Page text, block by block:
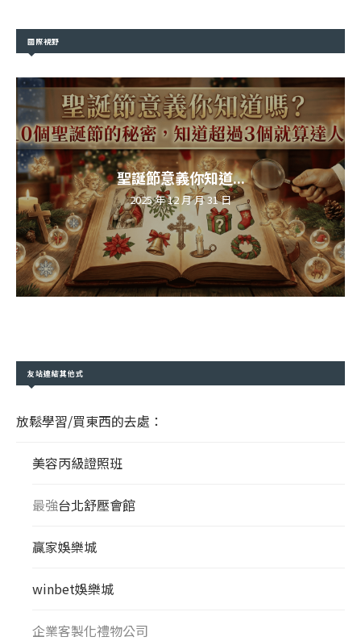
國際視野
聖誕節意義你知道...
2025 年 12 月 月 31 日
友站連結其他式
放鬆學習/買東西的去處：
美容丙級證照班
最強台北舒壓會館
贏家娛樂城
winbet娛樂城
企業客製化禮物公司